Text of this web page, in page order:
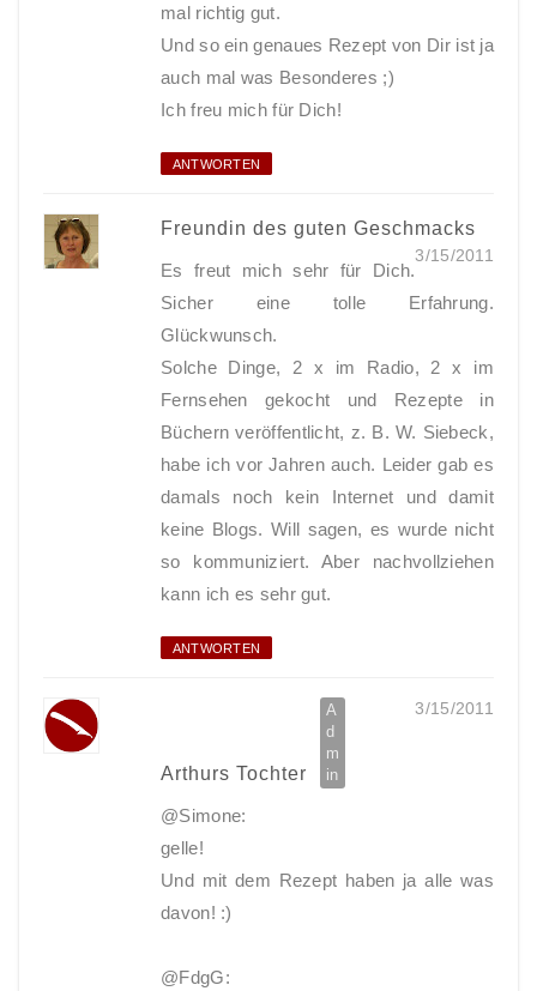
mal richtig gut.
Und so ein genaues Rezept von Dir ist ja
auch mal was Besonderes ;)
Ich freu mich für Dich!
ANTWORTEN
Freundin des guten Geschmacks
3/15/2011
Es freut mich sehr für Dich.
Sicher eine tolle Erfahrung.
Glückwunsch.
Solche Dinge, 2 x im Radio, 2 x im
Fernsehen gekocht und Rezepte in
Büchern veröffentlicht, z. B. W. Siebeck,
habe ich vor Jahren auch. Leider gab es
damals noch kein Internet und damit
keine Blogs. Will sagen, es wurde nicht
so kommuniziert. Aber nachvollziehen
kann ich es sehr gut.
ANTWORTEN
Arthurs Tochter
3/15/2011
@Simone:
gelle!
Und mit dem Rezept haben ja alle was
davon! :)
@FdgG: